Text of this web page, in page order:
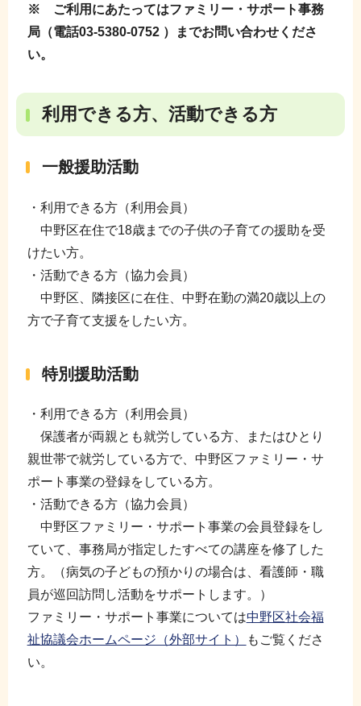
※ ご利用にあたってはファミリー・サポート事務
局（電話03-5380-0752 ）までお問い合わせくださ
い。
利用できる方、活動できる方
一般援助活動
・利用できる方（利用会員）
中野区在住で18歳までの子供の子育ての援助を受
けたい方。
・活動できる方（協力会員）
中野区、隣接区に在住、中野在勤の満20歳以上の
方で子育て支援をしたい方。
特別援助活動
・利用できる方（利用会員）
保護者が両親とも就労している方、またはひとり
親世帯で就労している方で、中野区ファミリー・サ
ポート事業の登録をしている方。
・活動できる方（協力会員）
中野区ファミリー・サポート事業の会員登録をし
ていて、事務局が指定したすべての講座を修了した
方。（病気の子どもの預かりの場合は、看護師・職
員が巡回訪問し活動をサポートします。）
ファミリー・サポート事業については中野区社会福
祉協議会ホームページ（外部サイト）
もご覧くださ
い。